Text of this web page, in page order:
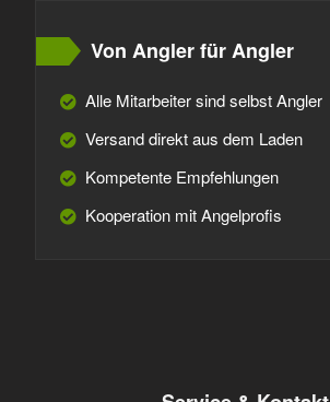
Von Angler für Angler
Alle Mitarbeiter sind selbst Angler
Versand direkt aus dem Laden
Kompetente Empfehlungen
Kooperation mit Angelprofis